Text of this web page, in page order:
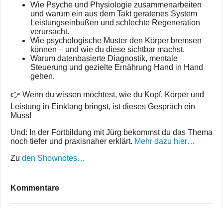
Wie Psyche und Physiologie zusammenarbeiten
und warum ein aus dem Takt geratenes System
Leistungseinbußen und schlechte Regeneration
verursacht.
Wie psychologische Muster den Körper bremsen
können – und wie du diese sichtbar machst.
Warum datenbasierte Diagnostik, mentale
Steuerung und gezielte Ernährung Hand in Hand
gehen.
👉 Wenn du wissen möchtest, wie du Kopf, Körper und
Leistung in Einklang bringst, ist dieses Gespräch ein
Muss!
Und: In der Fortbildung mit Jürg bekommst du das Thema
noch tiefer und praxisnaher erklärt. Mehr dazu hier…
Zu den Shownotes…
Kommentare